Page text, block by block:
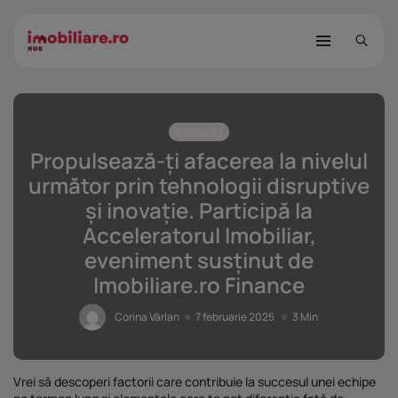
STUDIU Imobiliare.ro: Câtă încredere
mai...
25 noiembrie 2025 8 Min
Investițiile publice și private
25 noiembrie 2025 9 Min
Propulsează-ți afacerea la nivelul
următor prin tehnologii disruptive
și inovație. Participă la
Acceleratorul Imobiliar,
eveniment susținut de
Imobiliare.ro Finance
Corina Vârlan 7 februarie 2025 3 Min
Vrei să descoperi factorii care contribuie la succesul unei echipe